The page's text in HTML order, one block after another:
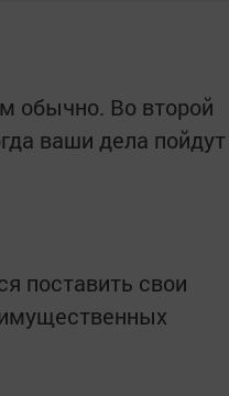
обычно. Во второй
ваши дела пойдут
поставить свои